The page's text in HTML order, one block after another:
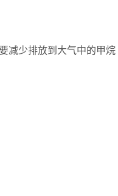
减少排放到大气中的甲烷